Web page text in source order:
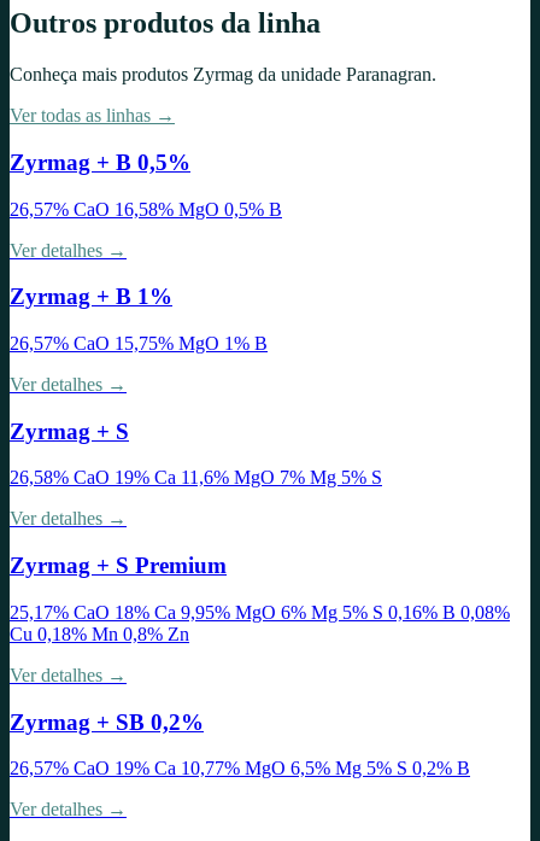
Outros produtos da linha
Conheça mais produtos Zyrmag da unidade Paranagran.
Ver todas as linhas →
Zyrmag + B 0,5%
26,57% CaO 16,58% MgO 0,5% B
Ver detalhes →
Zyrmag + B 1%
26,57% CaO 15,75% MgO 1% B
Ver detalhes →
Zyrmag + S
26,58% CaO 19% Ca 11,6% MgO 7% Mg 5% S
Ver detalhes →
Zyrmag + S Premium
25,17% CaO 18% Ca 9,95% MgO 6% Mg 5% S 0,16% B 0,08%
Cu 0,18% Mn 0,8% Zn
Ver detalhes →
Zyrmag + SB 0,2%
26,57% CaO 19% Ca 10,77% MgO 6,5% Mg 5% S 0,2% B
Ver detalhes →